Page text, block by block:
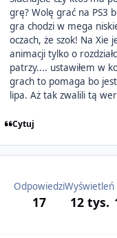
grę? Wolę grać na PS3
gra chodzi w mega
oczach, że szok! Na
animacji tylko o
patrzy.... ustawiłem w
grach to pomaga bo
lipa. Aż tak zwalili tą
Cytuj
Odpowiedzi
17
Wyświetleń
12 tys.